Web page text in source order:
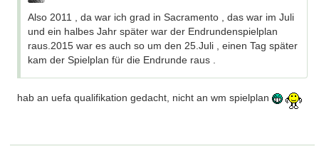
Also 2011 , da war ich grad in Sacramento , das war im Juli
und ein halbes Jahr später war der Endrundenspielplan
raus.2015 war es auch so um den 25.Juli , einen Tag später
kam der Spielplan für die Endrunde raus .
hab an uefa qualifikation gedacht, nicht an wm spielplan